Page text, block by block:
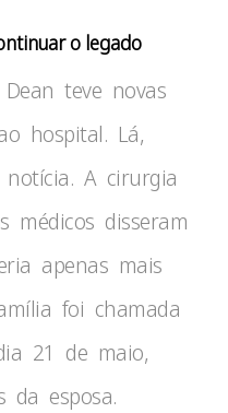
o legado
teve novas
hospital. Lá,
A cirurgia
médicos disseram
apenas mais
foi chamada
21 de maio,
da esposa.